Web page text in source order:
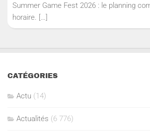
Summer Game Fest 2026 : le planning
horaire. […]
CATÉGORIES
Actu (14)
Actualités (6 776)